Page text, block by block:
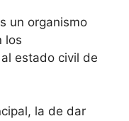
un organismo
los
estado civil de
la de dar